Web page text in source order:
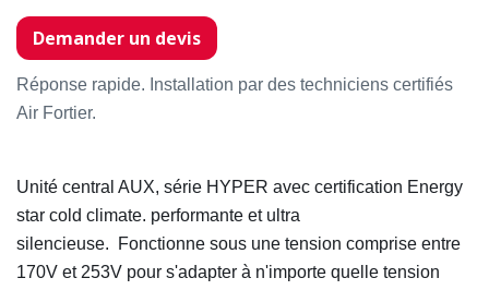
Demander un devis
Réponse rapide. Installation par des techniciens certifiés
Air Fortier.
Unité central AUX, série HYPER avec certification Energy
star cold climate. performante et ultra
silencieuse. Fonctionne sous une tension comprise entre
170V et 253V pour s'adapter à n'importe quelle tension